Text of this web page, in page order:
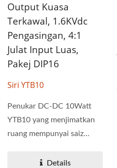
Output Kuasa
Terkawal, 1.6KVdc
Pengasingan, 4:1
Julat Input Luas,
Pakej DIP16
Siri YTB10
Penukar DC-DC 10Watt
YTB10 yang menjimatkan
ruang mempunyai saiz
x 9.8mm...
Details